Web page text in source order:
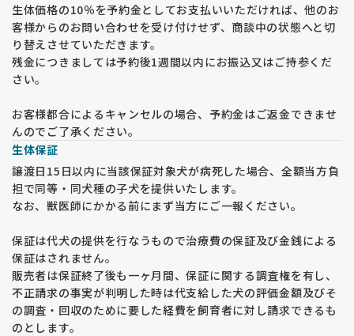
生体価格の10％を予約金としてお支払いいただければ、他のお
客様からのお問い合わせを受け付けせず、商談中の状態へと切
り替えさせていただきます。
残金につきましては予約後1週間以内にお振込又はご持参くだ
さい。
お客様都合によるキャンセルの場合、予約金はご返金できませ
んのでご了承ください。
生体保証
譲渡日15日以内に当該保証対象犬が病死した場合、全額当方負
担で同等・同犬種の子犬を提供いたします。
なお、獣医師にかかる前にまず当方にご一報ください。
保証は代犬の提供を行なうもので治療費の保証及び金銭による
保証はされません。
販売者は保証終了後も一ヶ月間、保証に関する調査権を有し、
不正請求の事実が判明した時は代支給した犬の評価金額及びそ
の調査・回収のために要した経費を飼育者に対し請求できるも
のとします。